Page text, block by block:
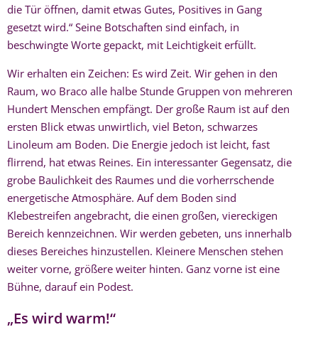
die Tür öffnen, damit etwas Gutes, Positives in Gang
gesetzt wird.“ Seine Botschaften sind einfach, in
beschwingte Worte gepackt, mit Leichtigkeit erfüllt.
Wir erhalten ein Zeichen: Es wird Zeit. Wir gehen in den
Raum, wo Braco alle halbe Stunde Gruppen von mehreren
Hundert Menschen empfängt. Der große Raum ist auf den
ersten Blick etwas unwirtlich, viel Beton, schwarzes
Linoleum am Boden. Die Energie jedoch ist leicht, fast
flirrend, hat etwas Reines. Ein interessanter Gegensatz, die
grobe Baulichkeit des Raumes und die vorherrschende
energetische Atmosphäre. Auf dem Boden sind
Klebestreifen angebracht, die einen großen, viereckigen
Bereich kennzeichnen. Wir werden gebeten, uns innerhalb
dieses Bereiches hinzustellen. Kleinere Menschen stehen
weiter vorne, größere weiter hinten. Ganz vorne ist eine
Bühne, darauf ein Podest.
„Es wird warm!“